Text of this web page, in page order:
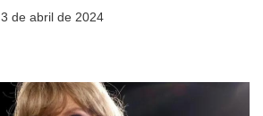
3 de abril de 2024